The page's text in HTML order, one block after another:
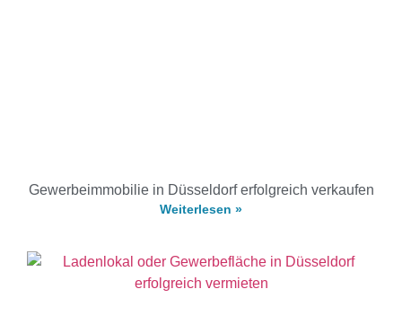
Gewerbeimmobilie in Düsseldorf erfolgreich verkaufen
Weiterlesen »